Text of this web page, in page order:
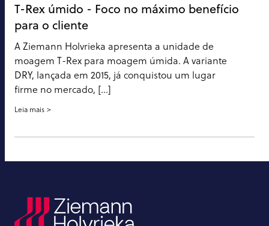
T-Rex úmido - Foco no máximo benefício
para o cliente
A Ziemann Holvrieka apresenta a unidade de
moagem T-Rex para moagem úmida. A variante
DRY, lançada em 2015, já conquistou um lugar
firme no mercado, [...]
Leia mais